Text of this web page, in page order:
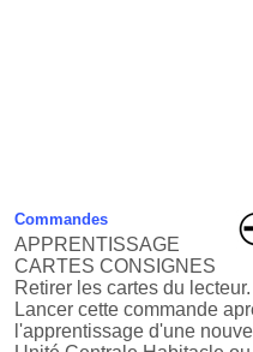
Commandes
APPRENTISSAGE
CARTES CONSIGNES
Retirer les cartes du lecteur.
Lancer cette commande
l'apprentissage d'une